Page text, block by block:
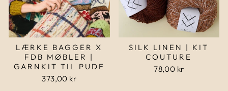
LÆRKE BAGGER X
FDB MØBLER |
GARNKIT TIL PUDE
373,00 kr
SILK LINEN | KIT
COUTURE
78,00 kr